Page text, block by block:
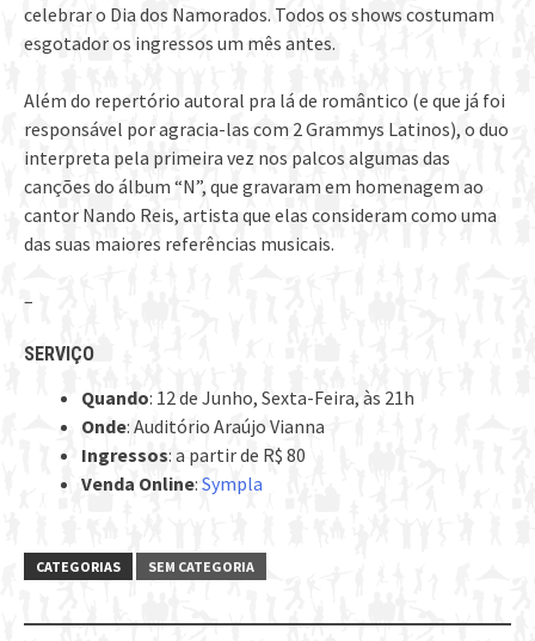
celebrar o Dia dos Namorados. Todos os shows costumam
esgotador os ingressos um mês antes.
Além do repertório autoral pra lá de romântico (e que já foi
responsável por agracia-las com 2 Grammys Latinos), o duo
interpreta pela primeira vez nos palcos algumas das
canções do álbum “N”, que gravaram em homenagem ao
cantor Nando Reis, artista que elas consideram como uma
das suas maiores referências musicais.
–
SERVIÇO
Quando: 12 de Junho, Sexta-Feira, às 21h
Onde: Auditório Araújo Vianna
Ingressos: a partir de R$ 80
Venda Online: Sympla
CATEGORIAS SEM CATEGORIA